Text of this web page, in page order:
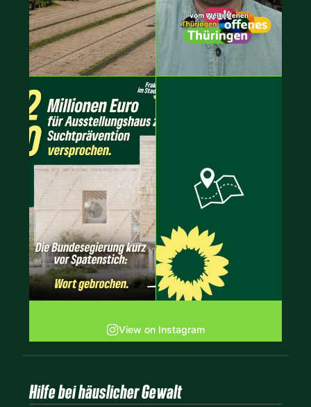
View on Instagram
Hilfe bei häuslicher Gewalt